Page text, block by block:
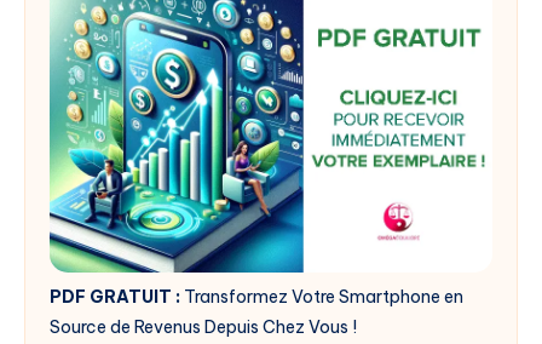
PDF GRATUIT : Transformez Votre Smartphone en
Source de Revenus Depuis Chez Vous !